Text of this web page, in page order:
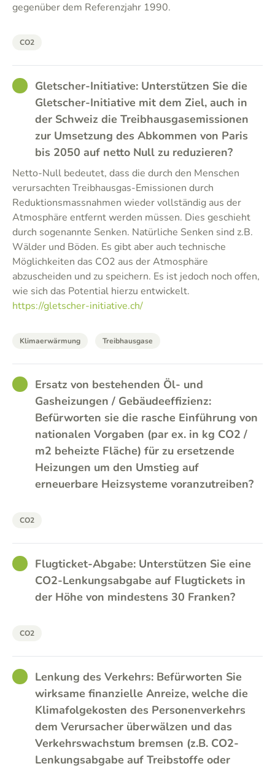
gegenüber dem Referenzjahr 1990.
CO2
GOODGletscher-Initiative: Unterstützen Sie die
Gletscher-Initiative mit dem Ziel, auch in
der Schweiz die Treibhausgasemissionen
zur Umsetzung des Abkommen von Paris
bis 2050 auf netto Null zu reduzieren?
Netto-Null bedeutet, dass die durch den Menschen
verursachten Treibhausgas-Emissionen durch
Reduktionsmassnahmen wieder vollständig aus der
Atmosphäre entfernt werden müssen. Dies geschieht
durch sogenannte Senken. Natürliche Senken sind z.B.
Wälder und Böden. Es gibt aber auch technische
Möglichkeiten das CO2 aus der Atmosphäre
abzuscheiden und zu speichern. Es ist jedoch noch offen,
wie sich das Potential hierzu entwickelt.
https://gletscher-initiative.ch/
Klimaerwärmung Treibhausgase
GOODErsatz von bestehenden Öl- und
Gasheizungen / Gebäudeeffizienz:
Befürworten sie die rasche Einführung von
nationalen Vorgaben (par ex. in kg CO2 /
m2 beheizte Fläche) für zu ersetzende
Heizungen um den Umstieg auf
erneuerbare Heizsysteme voranzutreiben?
CO2
GOODFlugticket-Abgabe: Unterstützen Sie eine
CO2-Lenkungsabgabe auf Flugtickets in
der Höhe von mindestens 30 Franken?
CO2
GOODLenkung des Verkehrs: Befürworten Sie
wirksame finanzielle Anreize, welche die
Klimafolgekosten des Personenverkehrs
dem Verursacher überwälzen und das
Verkehrswachstum bremsen (z.B. CO2-
Lenkungsabgabe auf Treibstoffe oder